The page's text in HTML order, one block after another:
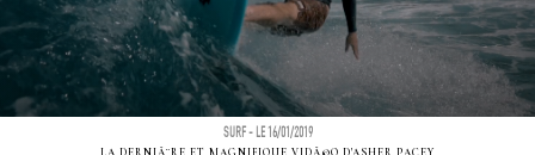
SURF - LE 16/01/2019